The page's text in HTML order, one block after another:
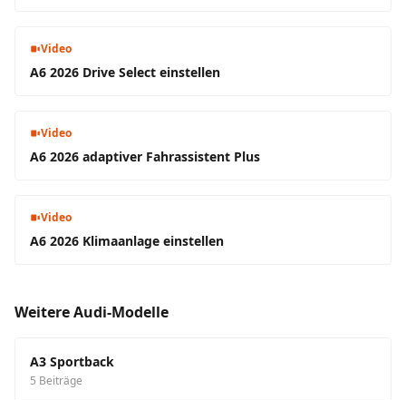
Video
A6 2026 Drive Select einstellen
Video
A6 2026 adaptiver Fahrassistent Plus
Video
A6 2026 Klimaanlage einstellen
Weitere Audi-Modelle
A3 Sportback
5 Beiträge